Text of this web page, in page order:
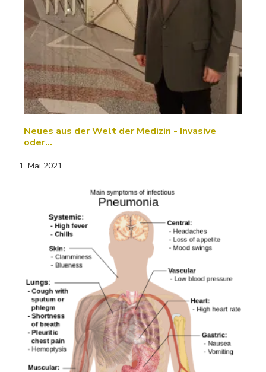
Neues aus der Welt der Medizin - Invasive
oder…
1. Mai 2021